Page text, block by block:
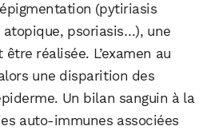
(pytiriasis
psoriasis…), une
réalisée. L’examen au
une disparition des
Un bilan sanguin à la
auto-immunes associées